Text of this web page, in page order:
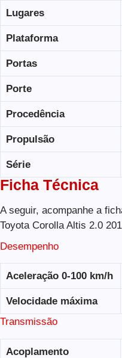
Lugares
Plataforma
Portas
Porte
Procedência
Propulsão
Série
Ficha Técnica
A seguir, acompanhe a
Toyota Corolla Altis 2.0
Desempenho
Aceleração 0-100 km/h
Velocidade máxima
Transmissão
Acoplamento